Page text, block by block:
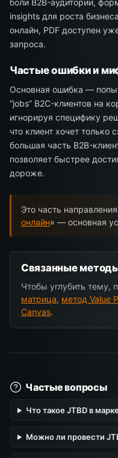
боли B2B-аудитории,
insights для роста
онлайн, PDF доступен
запроса.
Частые ошибки и
Основная ошибка —
“jobs” B2C-клиентов на
игнорируя специфику
что клиент хочет
большая часть B2B-
позволяет быстрее
дороже.
Это часть
онлайн» — основная
Связанные
Чтобы углубить тему,
матрица, метод Value
Canvas.
Частые вопросы
Что такое JTBD в
Можно ли провести